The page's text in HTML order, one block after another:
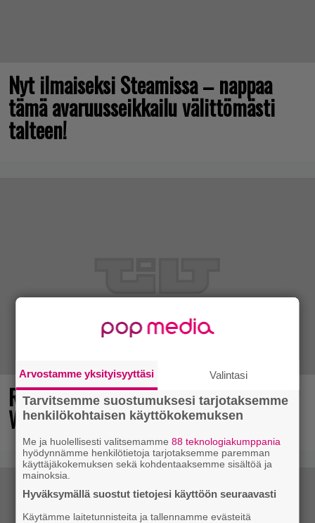
Nyt ilmaiseksi Steamissa – nappaa
tämä avaruusseikkailu välittömästi
talteen!
Rallienglanti raikaa kotimaisen
Wreckfest 2:n uudella esittelyvideolla
Arvostamme yksityisyyttäsi Valintasi
Tarvitsemme suostumuksesi tarjotaksemme
henkilökohtaisen käyttökokemuksen
Me ja huolellisesti valitsemamme88 teknologiakumppania
hyödynnämme henkilötietoja tarjotaksemme paremman
käyttäjäkokemuksen sekä kohdentaaksemme sisältöä ja
mainoksia.
Hyväksymällä suostut tietojesi käyttöön seuraavasti
Käytämme laitetunnisteita ja tallennamme evästeitä